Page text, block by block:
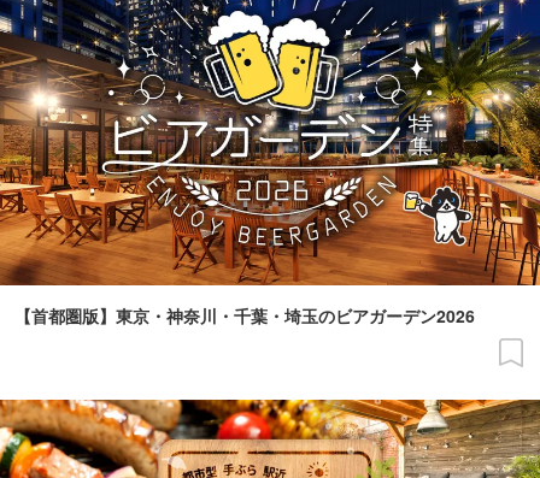
【首都圏版】東京・神奈川・千葉・埼玉のビアガーデン2026